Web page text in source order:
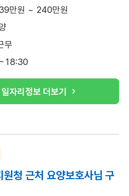
만원 ~ 240만원
무
일자리정보 더보기
청 근처 요양보호사님 구